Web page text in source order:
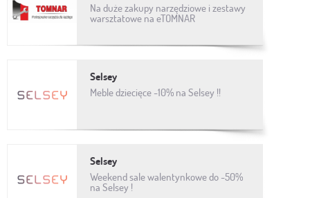
Na duże zakupy narzędziowe i zestawy
warsztatowe na eTOMNAR
Selsey
Meble dziecięce -10% na Selsey !!
Selsey
Weekend sale walentynkowe do -50%
na Selsey !